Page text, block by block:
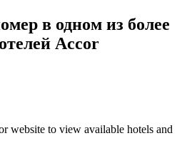
в одном из более
Accor
website to view available hotels and